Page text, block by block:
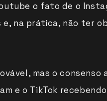
o fato de o
e, na prática, não ter
mas o consenso
e o TikTok